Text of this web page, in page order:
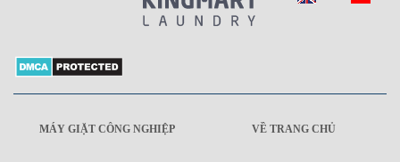
MÁY GIẶT CÔNG NGHIỆP VỀ TRANG CHỦ